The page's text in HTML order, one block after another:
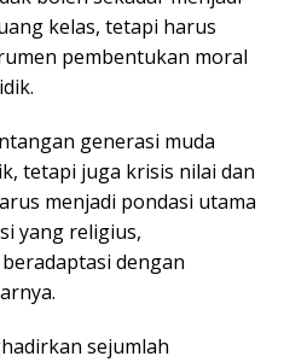
kelas, tetapi harus
pembentukan moral
generasi muda
tetapi juga krisis nilai dan
menjadi pondasi utama
yang religius,
dengan
sejumlah